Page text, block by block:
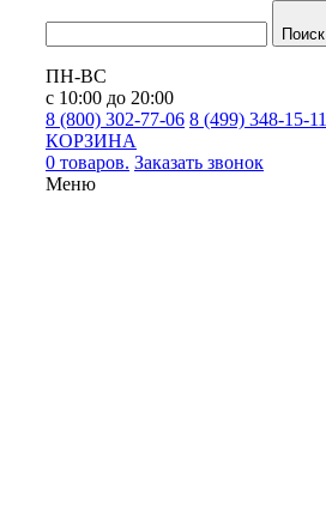
Поиск
ПН-ВС
с 10:00 до 20:00
8 (800) 302-77-06 8 (499) 348-15-11
КОРЗИНА
0 товаров. Заказать звонок
Меню